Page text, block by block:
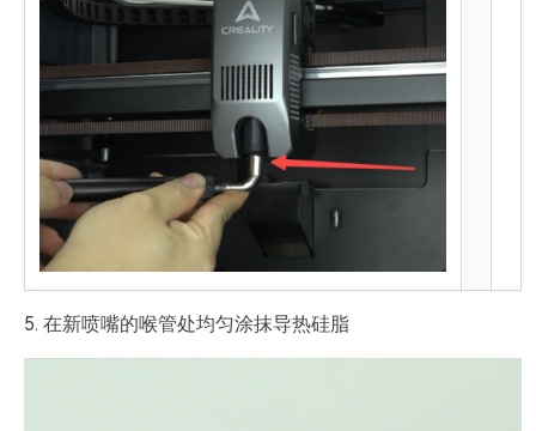
5. 在新喷嘴的喉管处均匀涂抹导热硅脂